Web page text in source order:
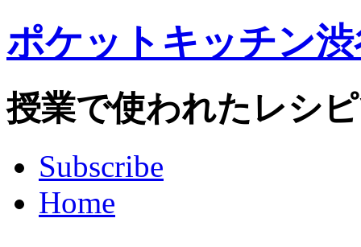
ポケットキッチン
授業で使われたレシ
Subscribe
Home